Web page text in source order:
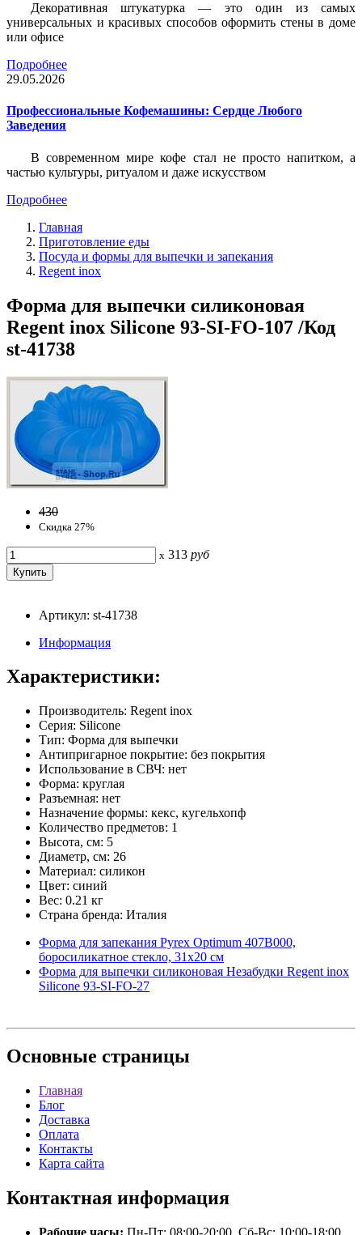
Декоративная штукатурка — это один из самых
универсальных и красивых способов оформить стены в доме
или офисе
Подробнее
29.05.2026
Профессиональные Кофемашины: Сердце Любого
Заведения
В современном мире кофе стал не просто напитком, а
частью культуры, ритуалом и даже искусством
Подробнее
Главная
Приготовление еды
Посуда и формы для выпечки и запекания
Regent inox
Форма для выпечки силиконовая
Regent inox Silicone 93-SI-FO-107 /Код
st-41738
430
Скидка 27%
x 313 руб
Артикул: st-41738
Информация
Характеристики:
Производитель: Regent inox
Серия: Silicone
Тип: Форма для выпечки
Антипригарное покрытие: без покрытия
Использование в СВЧ: нет
Форма: круглая
Разъемная: нет
Назначение формы: кекс, кугельхопф
Количество предметов: 1
Высота, см: 5
Диаметр, см: 26
Материал: силикон
Цвет: синий
Вес: 0.21 кг
Страна бренда: Италия
Форма для запекания Pyrex Optimum 407B000,
боросиликатное стекло, 31х20 см
Форма для выпечки силиконовая Незабудки Regent inox
Silicone 93-SI-FO-27
Основные страницы
Главная
Блог
Доставка
Оплата
Контакты
Карта сайта
Контактная информация
Рабочие часы: Пн-Пт: 08:00-20:00, Сб-Вс: 10:00-18:00